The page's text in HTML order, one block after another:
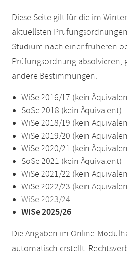
Diese Seite gilt für die im
aktuellsten
Studium nach einer früheren
Prüfungsordnung absolvieren,
andere Bestimmungen:
WiSe 2016/17 (kein
SoSe 2018 (kein Äquivalent)
WiSe 2018/19 (kein
WiSe 2019/20 (kein
WiSe 2020/21 (kein
SoSe 2021 (kein Äquivalent)
WiSe 2021/22 (kein
WiSe 2022/23 (kein
WiSe 2023/24
WiSe 2025/26
Die Angaben im Online-
automatisch erstellt.